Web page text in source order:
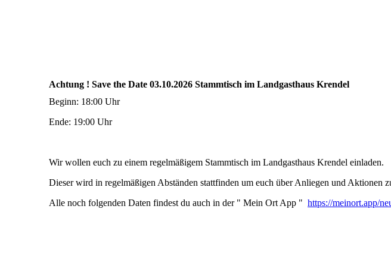
Achtung ! Save the Date 03.10.2026 Stammtisch im Landgasthaus Krendel
Beginn: 18:00 Uhr
Ende: 19:00 Uhr
Wir wollen euch zu einem regelmäßigem Stammtisch im Landgasthaus Krendel einladen.
Dieser wird in regelmäßigen Abständen stattfinden um euch über Anliegen und Aktionen
Alle noch folgenden Daten findest du auch in der " Mein Ort App " https://meinort.app/